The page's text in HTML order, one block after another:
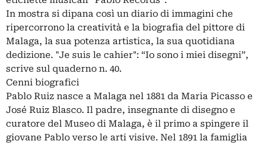
In mostra si dipana così un diario di immagini che
ripercorrono la creatività e la biografia del pittore di
Malaga, la sua potenza artistica, la sua quotidiana
dedizione. "Je suis le cahier": “Io sono i miei disegni”,
scrive sul quaderno n. 40.
Cenni biografici
Pablo Ruiz nasce a Malaga nel 1881 da Maria Picasso e
José Ruiz Blasco. Il padre, insegnante di disegno e
curatore del Museo di Malaga, è il primo a spingere il
giovane Pablo verso le arti visive. Nel 1891 la famiglia